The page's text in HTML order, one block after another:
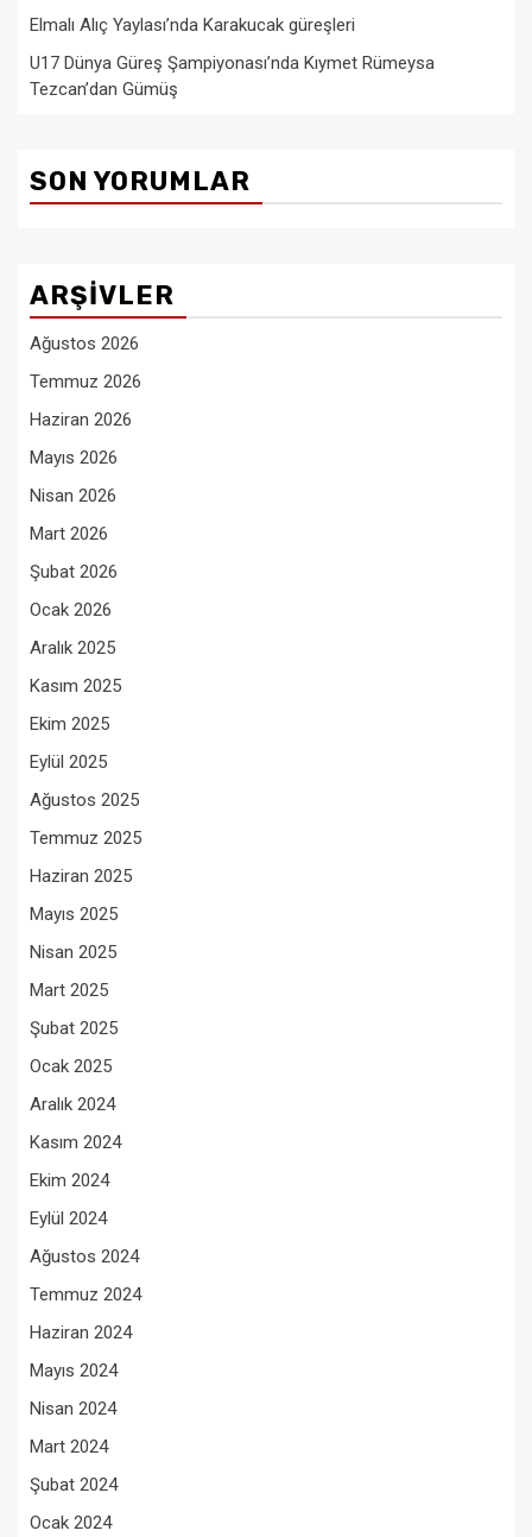
Elmalı Alıç Yaylası’nda Karakucak güreşleri
U17 Dünya Güreş Şampiyonası’nda Kıymet Rümeysa
Tezcan’dan Gümüş
SON YORUMLAR
ARŞIVLER
Ağustos 2026
Temmuz 2026
Haziran 2026
Mayıs 2026
Nisan 2026
Mart 2026
Şubat 2026
Ocak 2026
Aralık 2025
Kasım 2025
Ekim 2025
Eylül 2025
Ağustos 2025
Temmuz 2025
Haziran 2025
Mayıs 2025
Nisan 2025
Mart 2025
Şubat 2025
Ocak 2025
Aralık 2024
Kasım 2024
Ekim 2024
Eylül 2024
Ağustos 2024
Temmuz 2024
Haziran 2024
Mayıs 2024
Nisan 2024
Mart 2024
Şubat 2024
Ocak 2024